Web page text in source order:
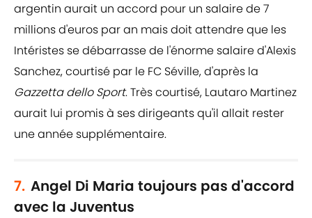
argentin aurait un accord pour un salaire de 7
millions d'euros par an mais doit attendre que les
Intéristes se débarrasse de l'énorme salaire d'Alexis
Sanchez, courtisé par le FC Séville, d'après la
Gazzetta dello Sport. Très courtisé, Lautaro Martinez
aurait lui promis à ses dirigeants qu'il allait rester
une année supplémentaire.
7. Angel Di Maria toujours pas d'accord
avec la Juventus